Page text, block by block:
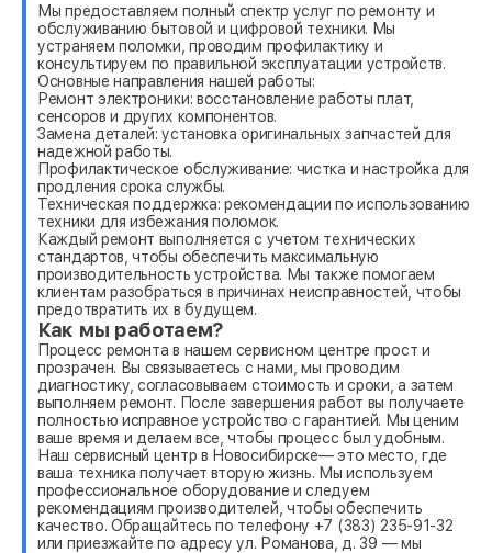
Мы предоставляем полный спектр услуг по ремонту и
обслуживанию бытовой и цифровой техники. Мы
устраняем поломки, проводим профилактику и
консультируем по правильной эксплуатации устройств.
Основные направления нашей работы:
Ремонт электроники: восстановление работы плат,
сенсоров и других компонентов.
Замена деталей: установка оригинальных запчастей для
надежной работы.
Профилактическое обслуживание: чистка и настройка для
продления срока службы.
Техническая поддержка: рекомендации по использованию
техники для избежания поломок.
Каждый ремонт выполняется с учетом технических
стандартов, чтобы обеспечить максимальную
производительность устройства. Мы также помогаем
клиентам разобраться в причинах неисправностей, чтобы
предотвратить их в будущем.
Как мы работаем?
Процесс ремонта в нашем сервисном центре прост и
прозрачен. Вы связываетесь с нами, мы проводим
диагностику, согласовываем стоимость и сроки, а затем
выполняем ремонт. После завершения работ вы получаете
полностью исправное устройство с гарантией. Мы ценим
ваше время и делаем все, чтобы процесс был удобным.
Наш сервисный центр в Новосибирске— это место, где
ваша техника получает вторую жизнь. Мы используем
профессиональное оборудование и следуем
рекомендациям производителей, чтобы обеспечить
качество. Обращайтесь по телефону +7 (383) 235-91-32
или приезжайте по адресу ул. Романова, д. 39 — мы